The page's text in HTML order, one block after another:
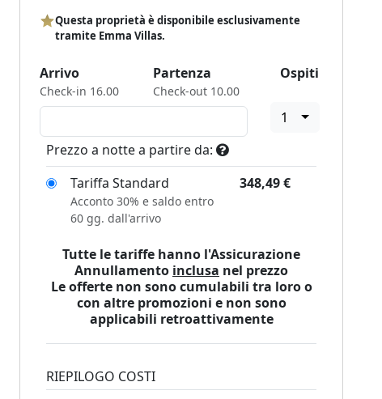
Questa proprietà è disponibile esclusivamente
tramite Emma Villas.
Arrivo
Check-in 16.00
Partenza
Check-out 10.00
Ospiti
1
Prezzo a notte a partire da:
Tariffa Standard
348,49€
Acconto 30% e saldo entro
60 gg. dall'arrivo
Tutte le tariffe hanno l'Assicurazione
Annullamento inclusa nel prezzo
Le offerte non sono cumulabili tra loro o
con altre promozioni e non sono
applicabili retroattivamente
RIEPILOGO COSTI